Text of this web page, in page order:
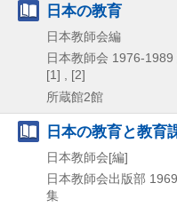
日本の教育
日本教師会編
日本教師会 1976-1989
[1] , [2]
所蔵館2館
日本の教育と教育
日本教師会[編]
日本教師会出版部
集